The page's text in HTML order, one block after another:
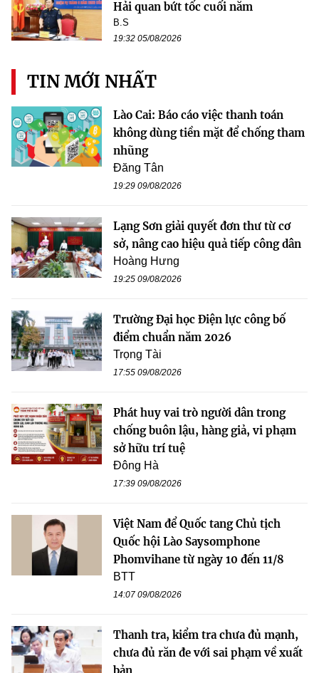
Hải quan bứt tốc cuối năm
B.S
19:32 05/08/2026
TIN MỚI NHẤT
Lào Cai: Báo cáo việc thanh toán
không dùng tiền mặt để chống tham
nhũng
Đăng Tân
19:29 09/08/2026
Lạng Sơn giải quyết đơn thư từ cơ
sở, nâng cao hiệu quả tiếp công dân
Hoàng Hưng
19:25 09/08/2026
Trường Đại học Điện lực công bố
điểm chuẩn năm 2026
Trọng Tài
17:55 09/08/2026
Phát huy vai trò người dân trong
chống buôn lậu, hàng giả, vi phạm
sở hữu trí tuệ
Đông Hà
17:39 09/08/2026
Việt Nam để Quốc tang Chủ tịch
Quốc hội Lào Saysomphone
Phomvihane từ ngày 10 đến 11/8
BTT
14:07 09/08/2026
Thanh tra, kiểm tra chưa đủ mạnh,
chưa đủ răn đe với sai phạm về xuất